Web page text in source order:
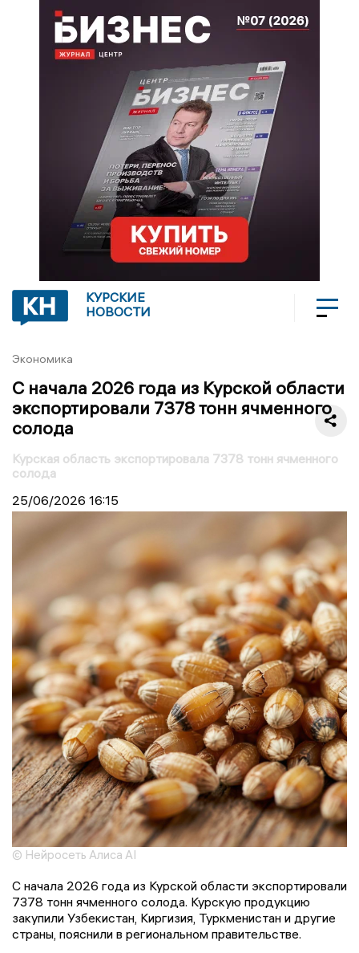
КУРСКИЕ
НОВОСТИ
Экономика
С начала 2026 года из Курской области
экспортировали 7378 тонн ячменного
солода
Курская область экспортировала 7378 тонн ячменного
солода
25/06/2026 16:15
© Нейросеть Алиса AI
С начала 2026 года из Курской области экспортировали
7378 тонн ячменного солода. Курскую продукцию
закупили Узбекистан, Киргизия, Туркменистан и другие
страны, пояснили в региональном правительстве.